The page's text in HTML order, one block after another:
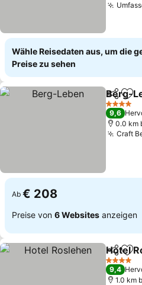
Wähle Reisedaten aus, um die
Preise zu sehen
TeilenZu
Berg-
4 Sterne
9,6
0.0 km
Craft
Ab € 208
Preise von 6 Websites anzeigen
TeilenZu
Hotel
4 Sterne
9,4
1.0 km